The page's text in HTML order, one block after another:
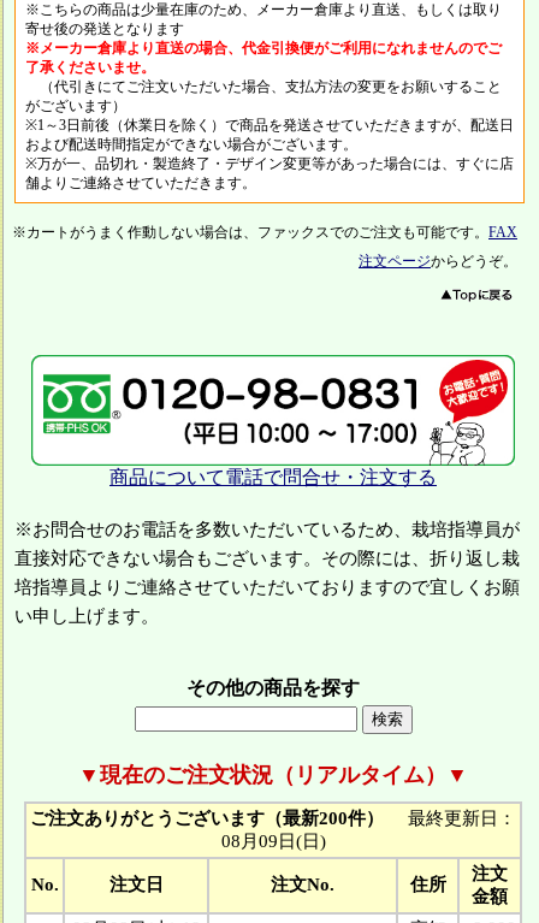
※こちらの商品は少量在庫のため、メーカー倉庫より直送、もしくは取り
寄せ後の発送となります
※メーカー倉庫より直送の場合、代金引換便がご利用になれませんのでご
了承くださいませ。
（代引きにてご注文いただいた場合、支払方法の変更をお願いすること
がございます）
※1～3日前後（休業日を除く）で商品を発送させていただきますが、配送日
および配送時間指定ができない場合がございます。
※万が一、品切れ・製造終了・デザイン変更等があった場合には、すぐに店
舗よりご連絡させていただきます。
※カートがうまく作動しない場合は、ファックスでのご注文も可能です。 FAX
注文ページからどうぞ。
商品について電話で問合せ・注文する
※お問合せのお電話を多数いただいているため、栽培指導員が
直接対応できない場合もございます。その際には、折り返し栽
培指導員よりご連絡させていただいておりますので宜しくお願
い申し上げます。
その他の商品を探す
▼現在のご注文状況（リアルタイム）▼